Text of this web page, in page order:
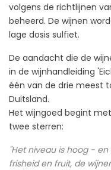
volgens de richtlijnen
beheerd. De wijnen
lage dosis sulfiet.
De aandacht die de
in de wijnhandleiding
één van de drie meest
Duitsland.
Het wijngoed begint
twee sterren:
"Het niveau is hoog -
frisheid en fruit, de